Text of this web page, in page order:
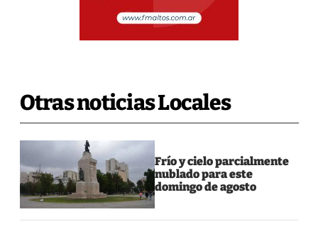
Otras noticias Locales
Frío y cielo parcialmente
nublado para este
domingo de agosto